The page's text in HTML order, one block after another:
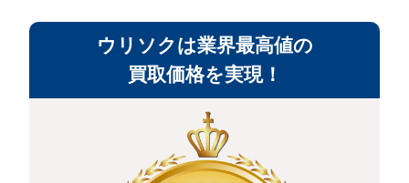
ウリソクは業界最高値の
買取価格を実現！